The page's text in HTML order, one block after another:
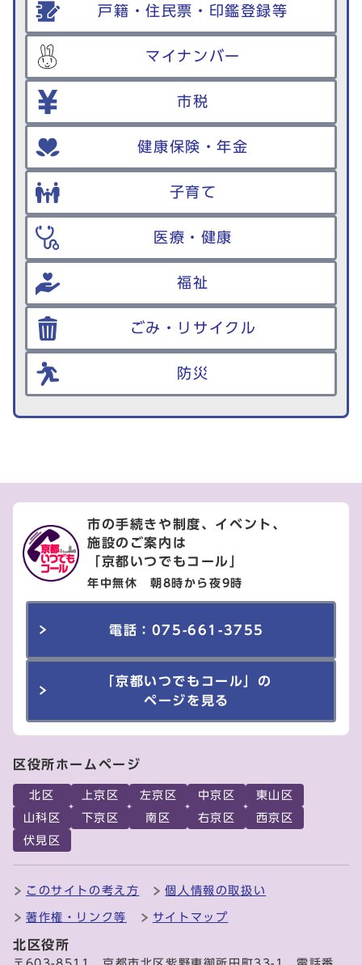
戸籍・住民票・印鑑登録等
マイナンバー
市税
健康保険・年金
子育て
医療・健康
福祉
ごみ・リサイクル
防災
市の手続きや制度、イベント、
施設のご案内は
「京都いつでもコール」
年中無休 朝8時から夜9時
電話：075-661-3755
「京都いつでもコール」の
ページを見る
区役所ホームページ
北区 上京区 左京区 中京区
東山区
山科区
下京区 南区 右京区
西京区
伏見区
このサイトの考え方 個人情報の取扱い
著作権・リンク等 サイトマップ
北区役所